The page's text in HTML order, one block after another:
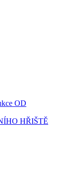
OD
HŘIŠTĚ